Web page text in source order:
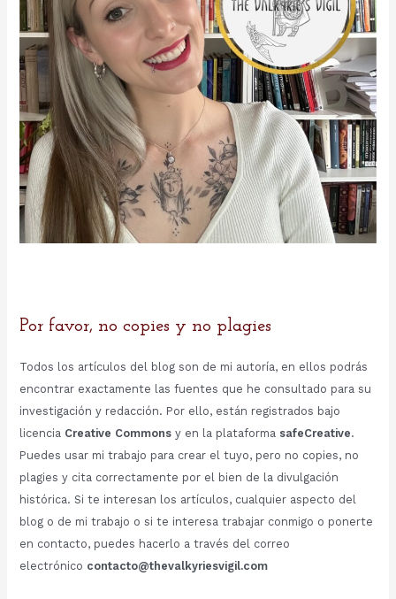
Por favor, no copies y no plagies
Todos los artículos del blog son de mi autoría, en ellos podrás
encontrar exactamente las fuentes que he consultado para su
investigación y redacción. Por ello, están registrados bajo
licencia Creative Commonsy en la plataforma safeCreative.
Puedes usar mi trabajo para crear el tuyo, pero no copies, no
plagies y cita correctamente por el bien de la divulgación
histórica. Si te interesan los artículos, cualquier aspecto del
blog o de mi trabajo o si te interesa trabajar conmigo o ponerte
en contacto, puedes hacerlo a través del correo
electrónico contacto@thevalkyriesvigil.com